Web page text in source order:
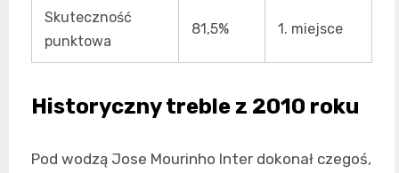
Skuteczność
punktowa
81,5% 1. miejsce
Historyczny treble z 2010 roku
Pod wodzą Jose Mourinho Inter dokonał czegoś,